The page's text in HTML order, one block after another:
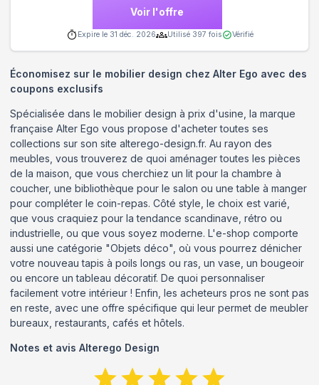
Voir l'offre
Expire le 31 déc. 2026 Utilisé 397 fois Vérifié
Économisez sur le mobilier design chez Alter Ego avec des
coupons exclusifs
Spécialisée dans le mobilier design à prix d'usine, la marque
française Alter Ego vous propose d'acheter toutes ses
collections sur son site alterego-design.fr. Au rayon des
meubles, vous trouverez de quoi aménager toutes les pièces
de la maison, que vous cherchiez un lit pour la chambre à
coucher, une bibliothèque pour le salon ou une table à manger
pour compléter le coin-repas. Côté style, le choix est varié,
que vous craquiez pour la tendance scandinave, rétro ou
industrielle, ou que vous soyez moderne. L'e-shop comporte
aussi une catégorie "Objets déco", où vous pourrez dénicher
votre nouveau tapis à poils longs ou ras, un vase, un bougeoir
ou encore un tableau décoratif. De quoi personnaliser
facilement votre intérieur ! Enfin, les acheteurs pros ne sont pas
en reste, avec une offre spécifique qui leur permet de meubler
bureaux, restaurants, cafés et hôtels.
Notes et avis Alterego Design